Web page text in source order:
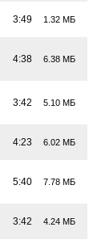
3:49 1.32 МБ
4:38 6.38 МБ
3:42 5.10 МБ
4:23 6.02 МБ
5:40 7.78 МБ
3:42 4.24 МБ